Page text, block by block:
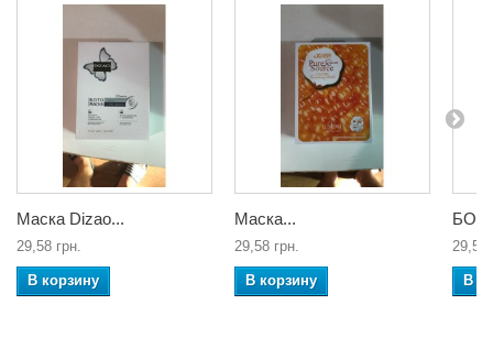
Маска Dizao...
29,58 грн.
В корзину
Маска...
29,58 грн.
В корзину
29,58
В